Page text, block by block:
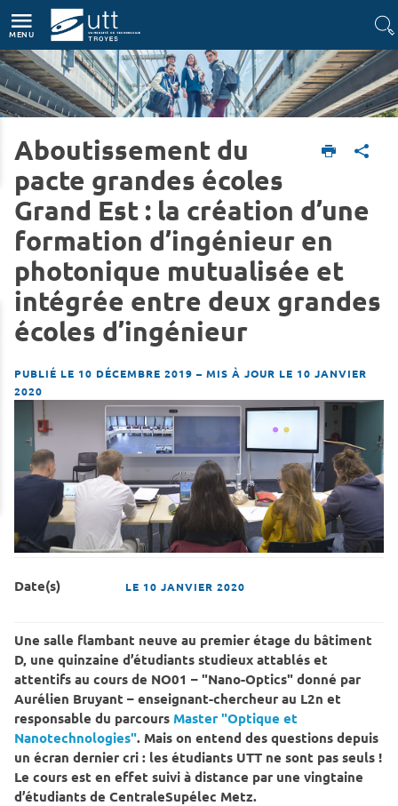
MENU
Accueil L'UTT Actualités
Aboutissement du
pacte grandes écoles
Grand Est : la création d’une
formation d’ingénieur en
photonique mutualisée et
intégrée entre deux grandes
écoles d’ingénieur
PUBLIÉ LE 10 DÉCEMBRE 2019 – MIS À JOUR LE 10 JANVIER
2020
Date(s) LE 10 JANVIER 2020
Une salle flambant neuve au premier étage du bâtiment
D, une quinzaine d’étudiants studieux attablés et
attentifs au cours de NO01 – "Nano-Optics" donné par
Aurélien Bruyant – enseignant-chercheur au L2n et
responsable du parcours Master "Optique et
Nanotechnologies". Mais on entend des questions depuis
un écran dernier cri : les étudiants UTT ne sont pas seuls !
Le cours est en effet suivi à distance par une vingtaine
d’étudiants de CentraleSupélec Metz.